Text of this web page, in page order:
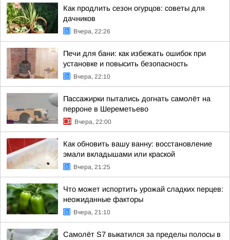
Как продлить сезон огурцов: советы для
дачников
Вчера, 22:26
Печи для бани: как избежать ошибок при
установке и повысить безопасность
Вчера, 22:10
Пассажирки пытались догнать самолёт на
перроне в Шереметьево
Вчера, 22:00
Как обновить вашу ванну: восстановление
эмали вкладышами или краской
Вчера, 21:25
Что может испортить урожай сладких перцев:
неожиданные факторы
Вчера, 21:10
Самолёт S7 выкатился за пределы полосы в